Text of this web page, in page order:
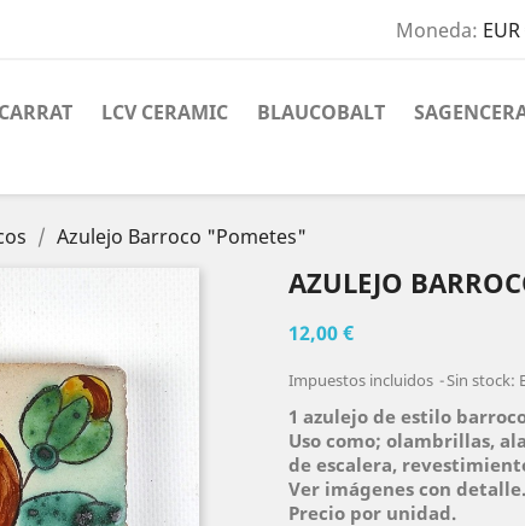
Moneda:
LCV CERAMIC BLAUCOBALT
Azulejo Barroco "Pometes"
AZULEJO
12,00 €
Impuestos incluidos Sin stock:
1 azulejo de estilo
Uso como; olambrillas,
de escalera,
Ver imágenes con detalle.
Precio por unidad.